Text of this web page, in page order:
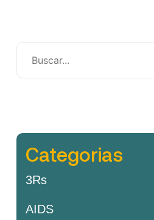
Categorias
3Rs
AIDS